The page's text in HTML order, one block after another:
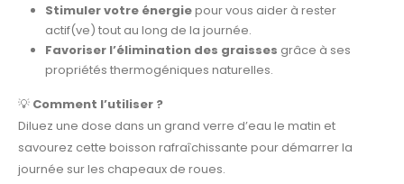
Stimuler votre énergiepour vous aider à rester
actif(ve) tout au long de la journée.
Favoriser l’élimination des graisses grâce à ses
propriétés thermogéniques naturelles.
💡 Comment l’utiliser ?
Diluez une dose dans un grand verre d’eau le matin et
savourez cette boisson rafraîchissante pour démarrer la
journée sur les chapeaux de roues.